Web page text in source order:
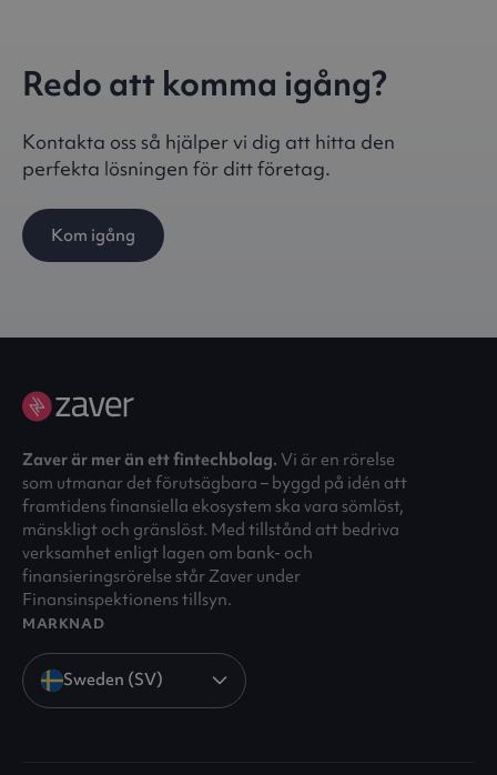
Redo att komma igång?
Kontakta oss så hjälper vi dig att hitta den
perfekta lösningen för ditt företag.
Kom igång
Zaver är mer än ett fintechbolag. Vi är en rörelse
som utmanar det förutsägbara – byggd på idén att
framtidens finansiella ekosystem ska vara sömlöst,
mänskligt och gränslöst. Med tillstånd att bedriva
verksamhet enligt lagen om bank- och
finansieringsrörelse står Zaver under
Finansinspektionens tillsyn.
MARKNAD
Sweden (SV)